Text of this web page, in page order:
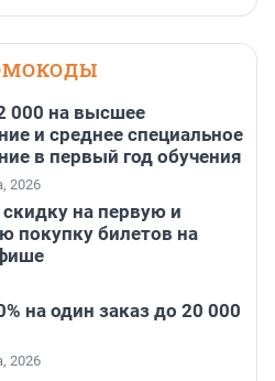
000 на высшее
и среднее специальное
в первый год обучения
2026
на первую и
покупку билетов на
на один заказ до 20 000
2026